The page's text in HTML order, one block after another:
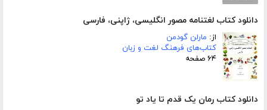
دانلود کتاب لغتنامه مصور انگلیسی، ژاپنی، فارسی
از: مارلن گودمن
کتاب‌های فرهنگ لغت و زبان
۶۴ صفحه
دانلود کتاب رمان یک قدم تا یاد تو